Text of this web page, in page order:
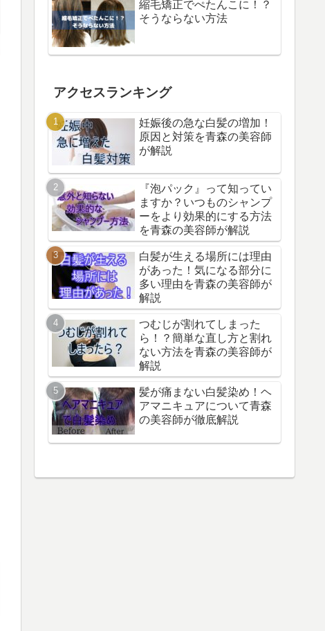
縮毛矯正でぺたんこに！？
そうならない方法
アクセスランキング
妊娠後の急な白髪の増加！
原因と対策を青森の美容師
が解説
『泡パック』って知ってい
ますか？いつものシャンプ
ーをより効果的にする方法
を青森の美容師が解説
白髪が生える場所には理由
があった！気になる部分に
多い理由を青森の美容師が
解説
つむじが割れてしまった
ら！？簡単な直し方と割れ
ない方法を青森の美容師が
解説
髪が痛まない白髪染め！ヘ
アマニキュアについて青森
の美容師が徹底解説